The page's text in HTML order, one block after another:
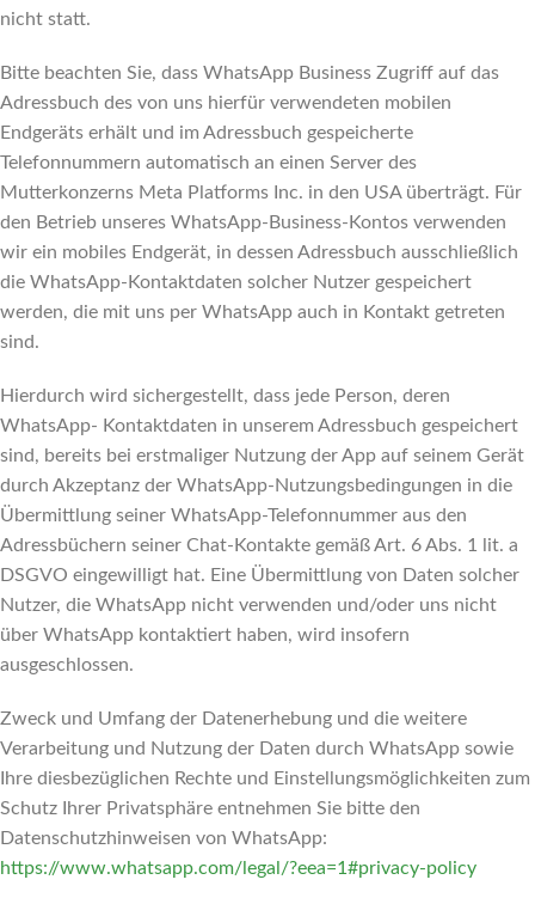
nicht statt.
Bitte beachten Sie, dass WhatsApp Business Zugriff auf das
Adressbuch des von uns hierfür verwendeten mobilen
Endgeräts erhält und im Adressbuch gespeicherte
Telefonnummern automatisch an einen Server des
Mutterkonzerns Meta Platforms Inc. in den USA überträgt. Für
den Betrieb unseres WhatsApp-Business-Kontos verwenden
wir ein mobiles Endgerät, in dessen Adressbuch ausschließlich
die WhatsApp-Kontaktdaten solcher Nutzer gespeichert
werden, die mit uns per WhatsApp auch in Kontakt getreten
sind.
Hierdurch wird sichergestellt, dass jede Person, deren
WhatsApp- Kontaktdaten in unserem Adressbuch gespeichert
sind, bereits bei erstmaliger Nutzung der App auf seinem Gerät
durch Akzeptanz der WhatsApp-Nutzungsbedingungen in die
Übermittlung seiner WhatsApp-Telefonnummer aus den
Adressbüchern seiner Chat-Kontakte gemäß Art. 6 Abs. 1 lit. a
DSGVO eingewilligt hat. Eine Übermittlung von Daten solcher
Nutzer, die WhatsApp nicht verwenden und/oder uns nicht
über WhatsApp kontaktiert haben, wird insofern
ausgeschlossen.
Zweck und Umfang der Datenerhebung und die weitere
Verarbeitung und Nutzung der Daten durch WhatsApp sowie
Ihre diesbezüglichen Rechte und Einstellungsmöglichkeiten zum
Schutz Ihrer Privatsphäre entnehmen Sie bitte den
Datenschutzhinweisen von WhatsApp:
https://www.whatsapp.com/legal /?eea=1#privacy-policy